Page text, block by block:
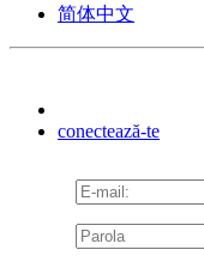
简体中文
conectează-te